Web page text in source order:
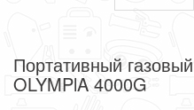
Портативный
OLYMPlA 4000G